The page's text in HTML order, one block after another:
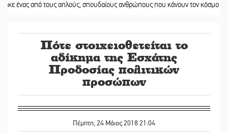
τους απλούς, σπουδαίους ανθρώπους που κάνουν τον κόσμο λίγο πιο
Πότε στοιχειοθετείται το
αδίκημα της Εσχάτης
Προδοσίας πολιτικών
προσώπων
Πέμπτη, 24 Μάιος 2018 21:04